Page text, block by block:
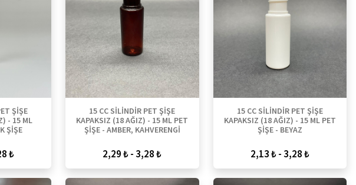
ŞİŞE
- 15 ML
ŞİŞE
₺
15 CC SİLİNDİR PET ŞİŞE
KAPAKSIZ (18 AĞIZ) - 15 ML PET
ŞİŞE - AMBER, KAHVERENGİ
2,29 ₺ - 3,28 ₺
15 CC SİLİNDİR PET ŞİŞE
KAPAKSIZ (18 AĞIZ) - 15 ML PET
ŞİŞE - BEYAZ
2,13 ₺ - 3,28 ₺